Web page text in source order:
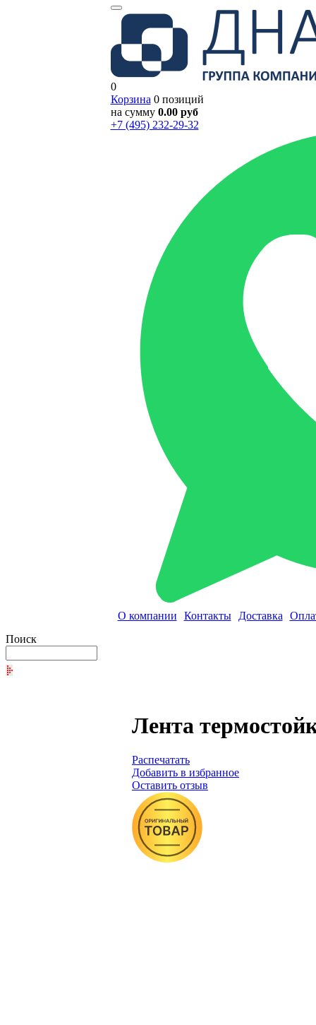
0
Корзина 0 позиций
на сумму 0.00 руб
+7 (495) 232-29-32
О компании Контакты Доставка
Поиск
Лента
Распечатать
Добавить в избранное
Оставить отзыв